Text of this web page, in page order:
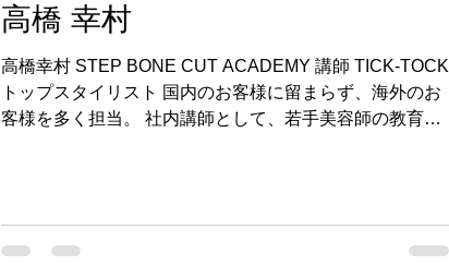
高橋 幸村
高橋幸村 STEP BONE CUT ACADEMY 講師 TICK-TOCK
トップスタイリスト 国内のお客様に留まらず、海外のお
客様を多く担当。 社内講師として、若手美容師の教育、